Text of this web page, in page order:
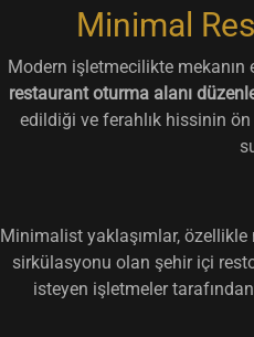
Minimal
Modern işletmecilikte mekanın
restaurant oturma alanı
edildiği ve ferahlık hissinin
Minimalist yaklaşımlar, özellikle
sirkülasyonu olan şehir içi
isteyen işletmeler